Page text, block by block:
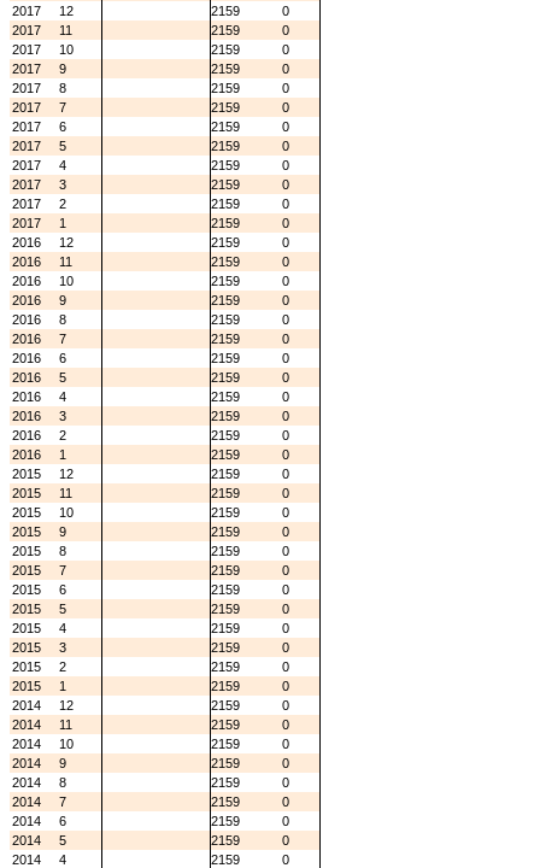
2017
12 2159
0
2017
11 2159
0
2017
10 2159
0
2017
9 2159
0
2017
8 2159
0
2017
7 2159
0
2017
6 2159
0
2017
5 2159
0
2017
4 2159
0
2017
3 2159
0
2017
2 2159
0
2017
1 2159
0
2016
12 2159
0
2016
11 2159
0
2016
10 2159
0
2016
9 2159
0
2016
8 2159
0
2016
7 2159
0
2016
6 2159
0
2016
5 2159
0
2016
4 2159
0
2016
3 2159
0
2016
2 2159
0
2016
1 2159
0
2015
12 2159
0
2015
11 2159
0
2015
10 2159
0
2015
9 2159
0
2015
8 2159
0
2015
7 2159
0
2015
6 2159
0
2015
5 2159
0
2015
4 2159
0
2015
3 2159
0
2015
2 2159
0
2015
1 2159
0
2014
12 2159
0
2014
11 2159
0
2014
10 2159
0
2014
9 2159
0
2014
8 2159
0
2014
7 2159
0
2014
6 2159
0
2014
5 2159
0
2014
4 2159
0